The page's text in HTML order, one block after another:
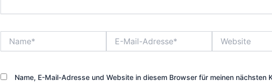
Mail-
Name, E-Mail-Adresse und Website in diesem Browser für meinen nächsten